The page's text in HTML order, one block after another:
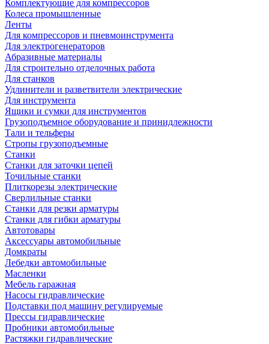
Комплектующие для компрессоров
Колеса промышленные
Ленты
Для компрессоров и пневмоинструмента
Для электрогенераторов
Абразивные материалы
Для строительно отделочных работа
Для станков
Удлинители и разветвители электрические
Для инструмента
Ящики и сумки для инструментов
Грузоподъемное оборудование и принидлежности
Тали и тельферы
Стропы грузоподъемные
Станки
Станки для заточки цепей
Точильные станки
Плиткорезы электрические
Сверлильные станки
Станки для резки арматуры
Станки для гибки арматуры
Автотовары
Аксессуары автомобильные
Домкраты
Лебедки автомобильные
Масленки
Мебель гаражная
Насосы гидравлические
Подставки под машину регулируемые
Прессы гидравлические
Пробники автомобильные
Растяжки гидравлические